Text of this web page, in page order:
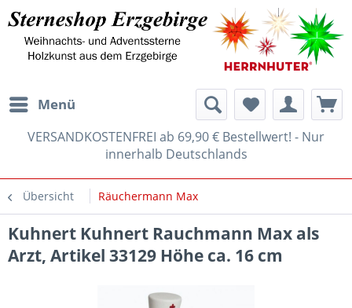
Menü
VERSANDKOSTENFREI ab 69,90 € Bestellwert! - Nur
innerhalb Deutschlands
Übersicht Räuchermann Max
Kuhnert Kuhnert Rauchmann Max als
Arzt, Artikel 33129 Höhe ca. 16 cm